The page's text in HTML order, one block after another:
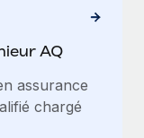
grâce à
outils essentiels
AQ
assurance
chargé